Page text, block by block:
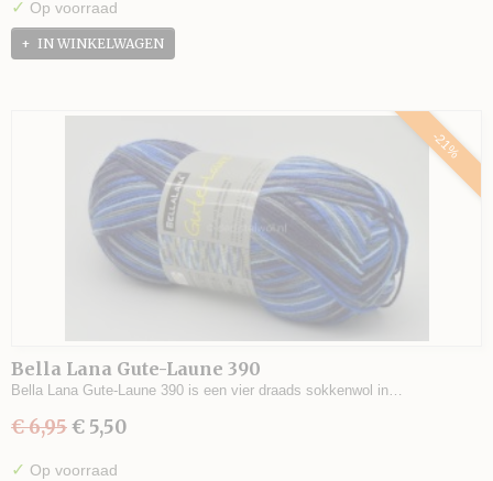
✓ Op voorraad
IN WINKELWAGEN
-21%
Bella Lana Gute-Laune 390
Bella Lana Gute-Laune 390 is een vier draads sokkenwol in…
€ 6,95€ 5,50
✓ Op voorraad